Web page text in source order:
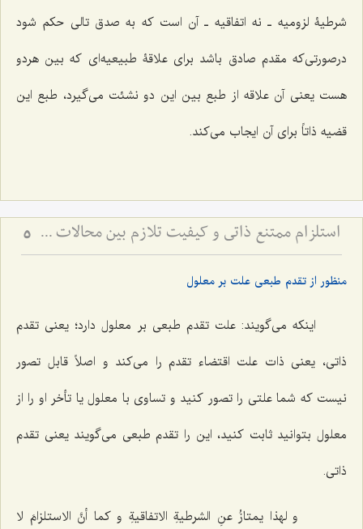
شرطیۀ لزومیه ـ نه اتفاقیه ـ آن است که به صدق تالى حکم شود
درصورتى‌که مقدم صادق باشد برای علاقۀ طبیعیه‌ای که بین هردو
هست یعنى آن علاقه از طبع بین این دو نشئت مى‌گیرد، طبع این
قضیه ذاتاً براى آن ایجاب مى‌کند.
استلزام ممتنع ذاتی و کیفیت تلازم بین محالات - بررسی منطقی رابطه میان امور محال و تبیین تلازم‌های عقلی 5
منظور از تقدم طبعى علت بر معلول
اینکه مى‌گویند: علت تقدم طبعى بر معلول دارد؛ یعنى تقدم
ذاتى، یعنى ذات علت اقتضاء تقدم را مى‌کند و اصلاً قابل تصور
نیست که شما علتى را تصور کنید و تساوى با معلول یا تأخر او را از
معلول بتوانید ثابت کنید، این را تقدم طبعى مى‌گویند یعنى تقدم
ذاتى.
و لهذا یمتازُ عنِ الشرطیةِ الاتفاقیةِ و کما أنَّ الاستلزامَ لا